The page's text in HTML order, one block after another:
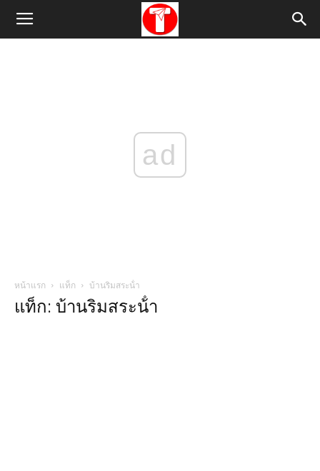
ad
หน้าแรก แท็ก บ้านริมสระน้ํา
แท็ก: บ้านริมสระน้ํา